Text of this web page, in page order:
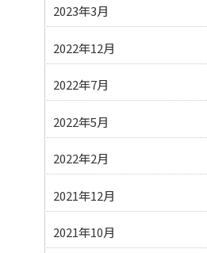
2023年3月
2022年12月
2022年7月
2022年5月
2022年2月
2021年12月
2021年10月